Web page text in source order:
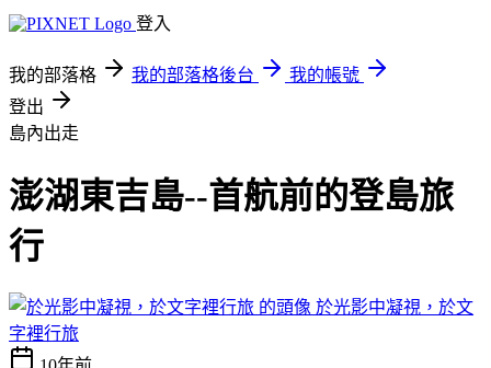
登入
我的部落格 我的部落格後台
我的帳號
登出
島內出走
澎湖東吉島--首航前的登島旅
行
於光影中凝視，於文
字裡行旅